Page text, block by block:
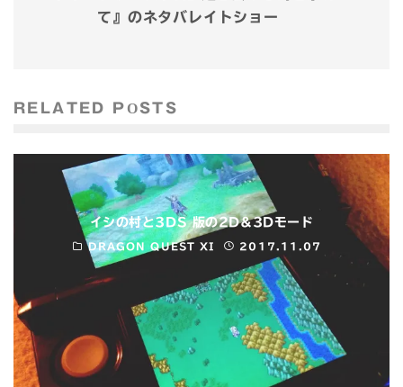
て』のネタバレイトショー
RELATED POSTS
イシの村と3DS 版の2D&3Dモード
DRAGON QUEST XI 2017.11.07